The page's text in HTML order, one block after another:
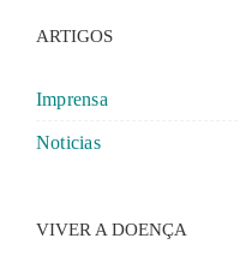
ARTIGOS
Imprensa
Noticias
VIVER A DOENÇA